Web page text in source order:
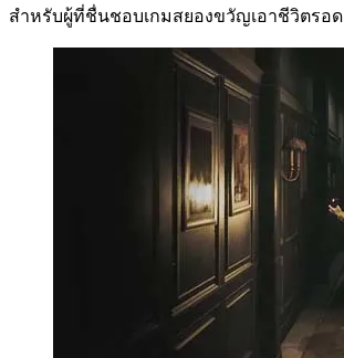
สำหรับผู้ที่ชื่นชอบเกมสยองขวัญเอาชีวิตรอด